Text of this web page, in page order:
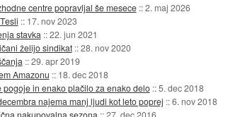
centre popravljal še mesece ::2. maj 2026
:: 17. nov 2023
stavka ::22. jun 2021
želijo sindikat ::28. nov 2020
::29. apr 2019
Amazonu :: 18. dec 2018
in enako plačilo za enako delo ::5. dec 2018
najema manj ljudi kot leto poprej ::6. nov 2018
nakupovalna sezona ::27. dec 2016